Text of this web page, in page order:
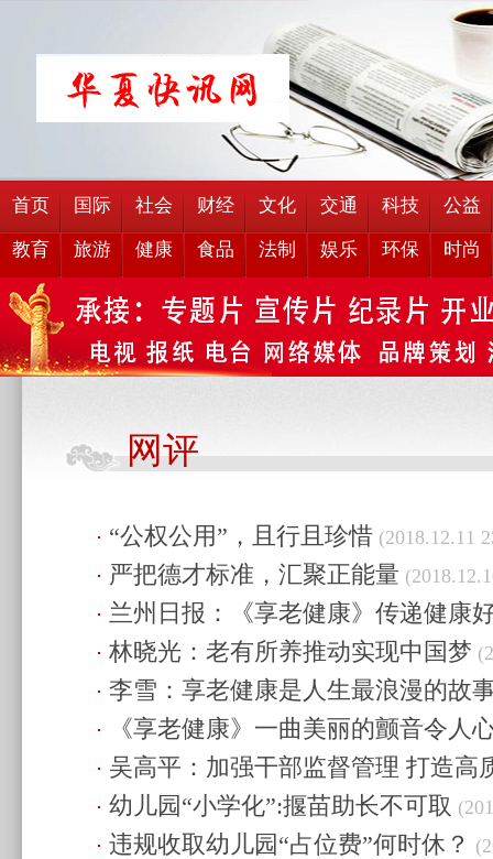
首页 国际 社会 财经 文化 交通 科技 公益
教育 旅游 健康 食品 法制 娱乐 环保 时尚
网评
“公权公用”，且行且珍惜 (2018.12.11
严把德才标准，汇聚正能量
兰州日报：《享老健康》传递健康
22:45)
林晓光：老有所养推动实现中国梦
李雪：享老健康是人生最浪漫的故
《享老健康》一曲美丽的颤音令人
02:19)
吴高平：加强干部监督管理 打造高
(2018.09.14 23:33)
幼儿园“小学化”:揠苗助长不可取
违规收取幼儿园“占位费”何时休？